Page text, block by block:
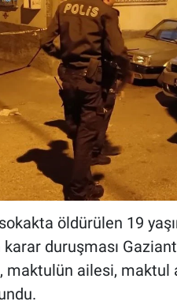
öldürülen 19
duruşması
ailesi, maktul